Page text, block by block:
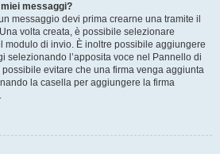
messaggi?
messaggio devi prima crearne una tramite il
volta creata, è possibile selezionare
modulo di invio. È inoltre possibile aggiungere
selezionando l’apposita voce nel Pannello di
evitare che una firma venga aggiunta
la casella per aggiungere la firma